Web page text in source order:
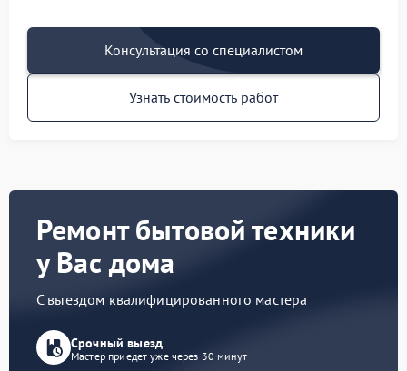
Консультация со специалистом
Узнать стоимость работ
Ремонт бытовой техники
у Вас дома
С выездом квалифицированного мастера
Срочный выезд
Мастер приедет уже через 30 минут